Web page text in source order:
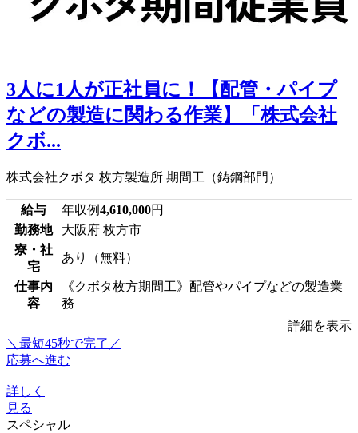
3人に1人が正社員に！【配管・パイプ
などの製造に関わる作業】「株式会社
クボ...
株式会社クボタ 枚方製造所 期間工（鋳鋼部門）
給与 年収例4,610,000円
勤務地
大阪府 枚方市
寮・社
宅
あり（無料）
仕事内
容
《クボタ枚方期間工》配管やパイプなどの製造業
務
詳細を表示
＼最短45秒で完了／
応募へ進む
詳しく
見る
スペシャル